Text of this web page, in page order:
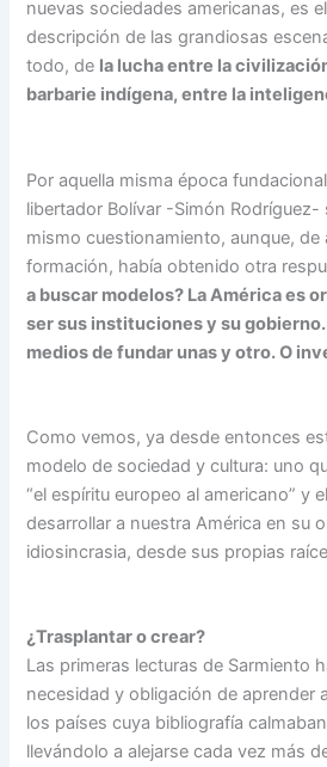
nuevas sociedades americanas, es
descripción de las grandiosas
todo, de la lucha entre la
barbarie indígena, entre la
Por aquella misma época
libertador Bolívar -Simón Rodríguez-
mismo cuestionamiento, aunque, de
formación, había obtenido otra
a buscar modelos? La América es
ser sus instituciones y su
medios de fundar unas y otro. O
Como vemos, ya desde entonces
modelo de sociedad y cultura: uno
“el espíritu europeo al americano” y
desarrollar a nuestra América en su
idiosincrasia, desde sus propias
¿Trasplantar o crear?
Las primeras lecturas de Sarmiento
necesidad y obligación de aprender
los países cuya bibliografía
llevándolo a alejarse cada vez más